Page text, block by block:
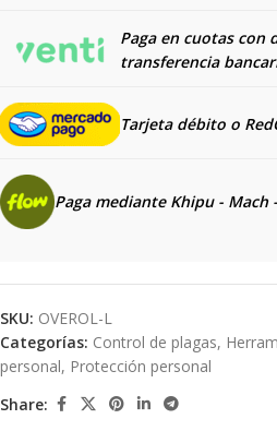
Paga en cuotas con
transferencia
Tarjeta débito o
Paga mediante Khipu - Mach
SKU: OVEROL-L
Categorías: Control de plagas,
personal, Protección personal
Share: